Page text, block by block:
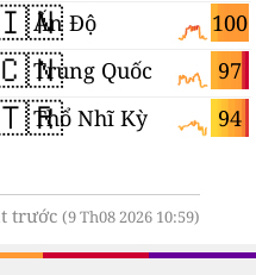
100
Ấn Độ
97
Trung Quốc
94
Thổ Nhĩ Kỳ
trước (9 Th08 2026 10:59)